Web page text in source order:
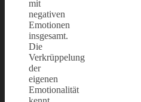
mit
negativen
Emotionen
insgesamt.
Die
Verkrüppelung
der
eigenen
Emotionalität